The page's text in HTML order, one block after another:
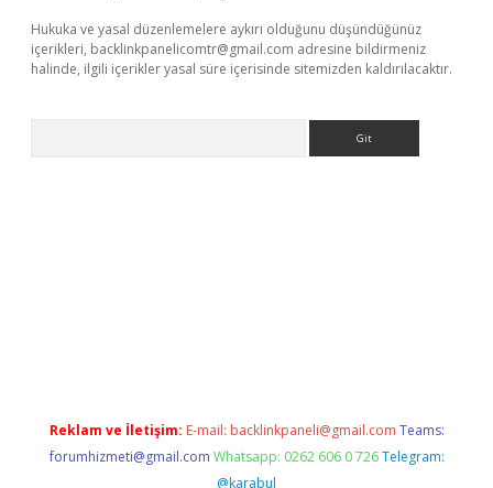
Hukuka ve yasal düzenlemelere aykırı olduğunu düşündüğünüz
içerikleri, backlinkpanelicomtr@gmail.com adresine bildirmeniz
halinde, ilgili içerikler yasal süre içerisinde sitemizden kaldırılacaktır.
Reklam ve İletişim: E-mail: backlinkpaneli@gmail.com Teams:
forumhizmeti@gmail.com Whatsapp: 0262 606 0 726 Telegram:
@karabul